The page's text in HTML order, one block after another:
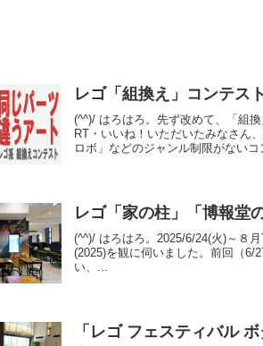
レゴ「組換え」コンテス
(^^)/ はろはろ。先ず改めて、「組
RT・いいね！いただいたみなさん
ロボ」などのジャンル制限がないコ
レゴ「家の柱」「博報堂
(^^)/ はろはろ。2025/6/24(火)～８
(2025)を観に伺いました。前回（6/
い、...
「レゴ フェスティバル